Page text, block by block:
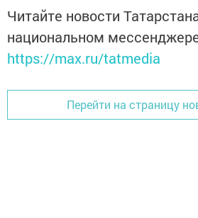
Читайте новости
национальном
https://max.ru/tatmedia
Перейти на страницу